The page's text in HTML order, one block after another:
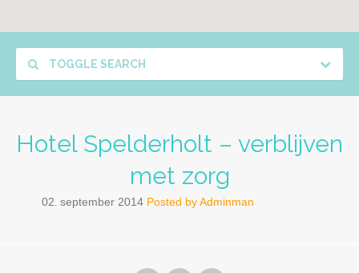
TOGGLE SEARCH
Hotel Spelderholt – verblijven
met zorg
02. september 2014 Posted byAdminman